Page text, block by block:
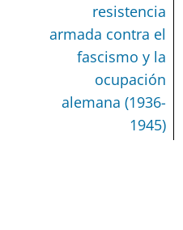
resistencia
armada contra el
fascismo y la
ocupación
alemana (1936-
1945)